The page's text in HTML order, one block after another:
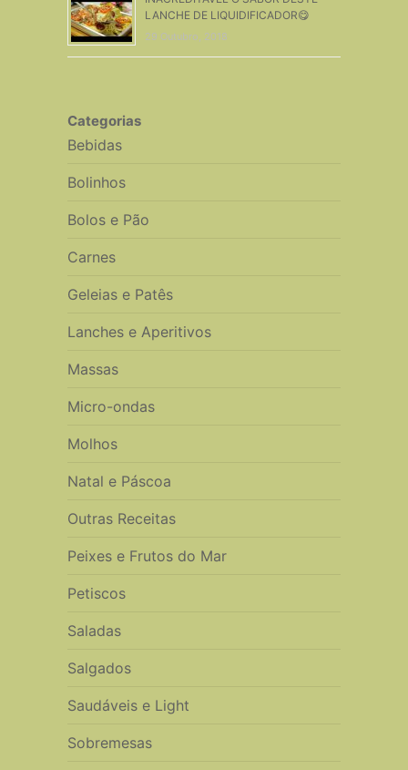
LANCHE DE LIQUIDIFICADOR😋
29 Outubro, 2018
Categorias
Bebidas
Bolinhos
Bolos e Pão
Carnes
Geleias e Patês
Lanches e Aperitivos
Massas
Micro-ondas
Molhos
Natal e Páscoa
Outras Receitas
Peixes e Frutos do Mar
Petiscos
Saladas
Salgados
Saudáveis e Light
Sobremesas